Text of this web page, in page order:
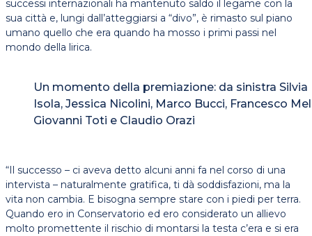
successi internazionali ha mantenuto saldo il legame con la
sua città e, lungi dall’atteggiarsi a “divo”, è rimasto sul piano
umano quello che era quando ha mosso i primi passi nel
mondo della lirica.
Un momento della premiazione: da sinistra Silvia
Isola, Jessica Nicolini, Marco Bucci, Francesco
Giovanni Toti e Claudio Orazi
“Il successo – ci aveva detto alcuni anni fa nel corso di una
intervista – naturalmente gratifica, ti dà soddisfazioni, ma la
vita non cambia. E bisogna sempre stare con i piedi per terra.
Quando ero in Conservatorio ed ero considerato un allievo
molto promettente il rischio di montarsi la testa c’era e si era